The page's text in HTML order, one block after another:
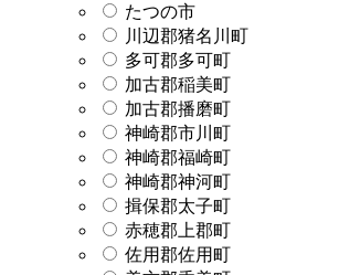
たつの市
川辺郡猪名川町
多可郡多可町
加古郡稲美町
加古郡播磨町
神崎郡市川町
神崎郡福崎町
神崎郡神河町
揖保郡太子町
赤穂郡上郡町
佐用郡佐用町